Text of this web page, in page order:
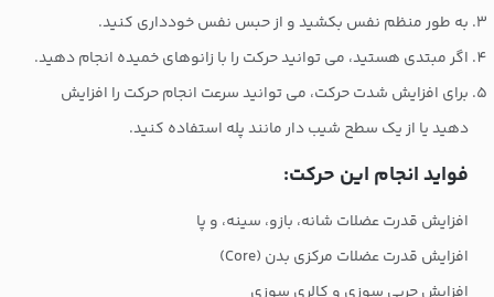
به طور منظم نفس بکشید و از حبس نفس خودداری کنید.
اگر مبتدی هستید، می توانید حرکت را با زانوهای خمیده انجام دهید.
برای افزایش شدت حرکت، می توانید سرعت انجام حرکت را افزایش
دهید یا از یک سطح شیب دار مانند پله استفاده کنید.
فواید انجام این حرکت:
افزایش قدرت عضلات شانه، بازو، سینه، و پا
افزایش قدرت عضلات مرکزی بدن (Core)